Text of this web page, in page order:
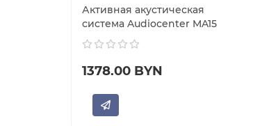
Активная акустическая
система Audiocenter MA15
1378.00 BYN